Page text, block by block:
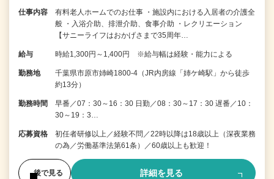
仕事内容
有料老人ホームでのお仕事 ・施設内における入居者の介護全
般 ・入浴介助、排泄介助、食事介助 ・レクリエーション
【サニーライフはおかげさまで35周年…
給与 時給1,300円～1,400円 ※給与幅は経験・能力による
勤務地
千葉県市原市姉崎1800-4（JR内房線「姉ケ崎駅」から徒歩
約13分）
勤務時間
早番／07：30～16：30 日勤／08：30～17：30 遅番／10：
30～19：3…
応募資格
初任者研修以上／経験不問／22時以降は18歳以上（深夜業務
の為／労働基準法第61条）／60歳以上も歓迎！
後で見る 詳細を見る